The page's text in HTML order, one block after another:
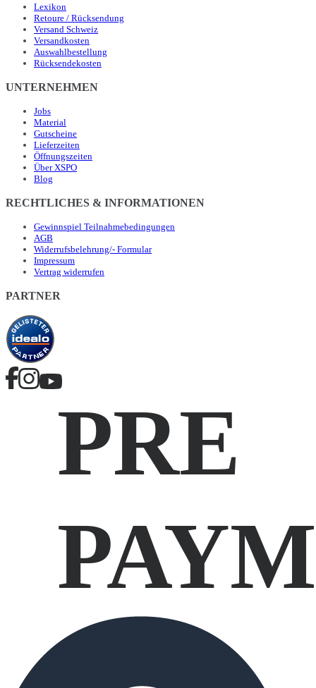
Lexikon
Retoure / Rücksendung
Versand Schweiz
Versandkosten
Auswahlbestellung
Rücksendekosten
UNTERNEHMEN
Jobs
Material
Gutscheine
Lieferzeiten
Öffnungszeiten
Über XSPO
Blog
RECHTLICHES & INFORMATIONEN
Gewinnspiel Teilnahmebedingungen
AGB
Widerrufsbelehrung/- Formular
Impressum
Vertrag widerrufen
PARTNER